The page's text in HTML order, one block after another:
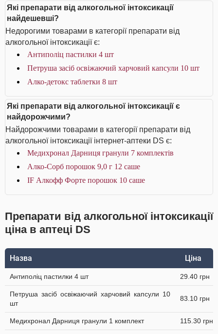
Які препарати від алкогольної інтоксикації
найдешевші?
Недорогими товарами в категорії препарати від
алкогольної інтоксикації є:
Антиполіц пастилки 4 шт
Петруша засіб освіжаючий харчовий капсули 10 шт
Алко-детокс таблетки 8 шт
Які препарати від алкогольної інтоксикації є
найдорожчими?
Найдорожчими товарами в категорії препарати від
алкогольної інтоксикації інтернет-аптеки DS є:
Медихронал Дарниця гранули 7 комплектів
Алко-Сорб порошок 9,0 г 12 саше
IF Алкофф Форте порошок 10 саше
Препарати від алкогольної інтоксикації
ціна в аптеці DS
Назва Ціна
Антиполіц пастилки 4 шт 29.40 грн
Петруша засіб освіжаючий харчовий капсули 10
шт
83.10 грн
Медихронал Дарниця гранули 1 комплект 115.30 грн